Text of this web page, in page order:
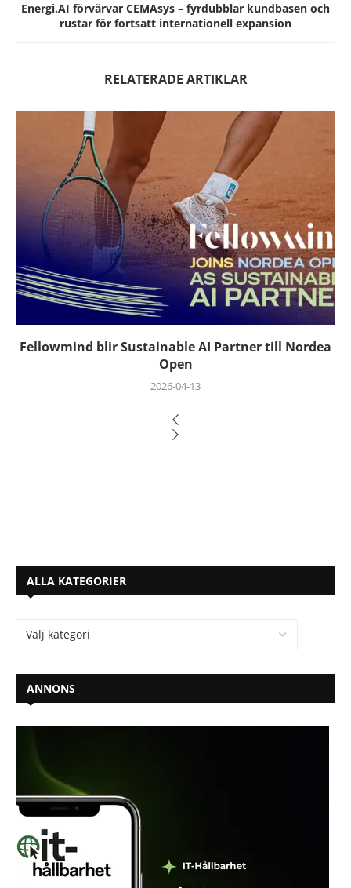
Energi.AI förvärvar CEMAsys – fyrdubblar kundbasen och
rustar för fortsatt internationell expansion
RELATERADE ARTIKLAR
Fellowmind blir Sustainable AI Partner till Nordea
Open
2026-04-13
ALLA KATEGORIER
ANNONS